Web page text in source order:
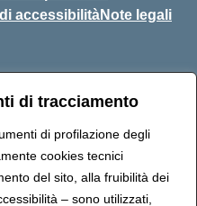
di tracciamento
di profilazione degli
cookies tecnici
del sito, alla fruibilità dei
– sono utilizzati,
accessibilitàNote legali
pais03600r@istruzione.it
pais03600r@pec.istruzione.it